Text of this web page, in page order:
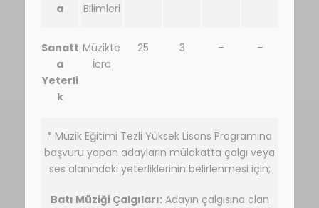
a
Bilimleri
Sanatt
a
Yeterli
k
Müzikte
İcra
25 3 – –
* Müzik Eğitimi Tezli Yüksek Lisans Programına
başvuru yapan adayların mülakatta çalgı veya
ses alanındaki yeterliklerinin belirlenmesi için;
Batı Müziği Çalgıları:Adayın çalgısına olan